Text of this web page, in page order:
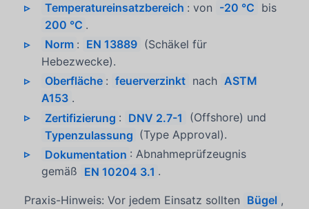
Temperatureinsatzbereich : von -20 °C bis
200 °C .
Norm : EN 13889 (Schäkel für
Hebezwecke).
Oberfläche : feuerverzinkt nach ASTM
A153 .
Zertifizierung : DNV 2.7-1
(Offshore) und
Typenzulassung (Type Approval).
Dokumentation : Abnahmeprüfzeugnis
gemäß EN 10204 3.1 .
Praxis-Hinweis: Vor jedem Einsatz sollten Bügel ,